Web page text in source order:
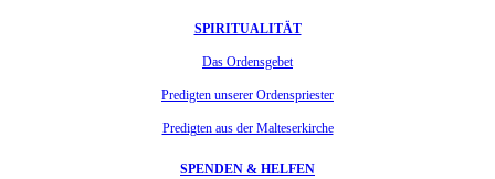
SPIRITUALITÄT
Das Ordensgebet
Predigten unserer Ordenspriester
Predigten aus der Malteserkirche
SPENDEN & HELFEN